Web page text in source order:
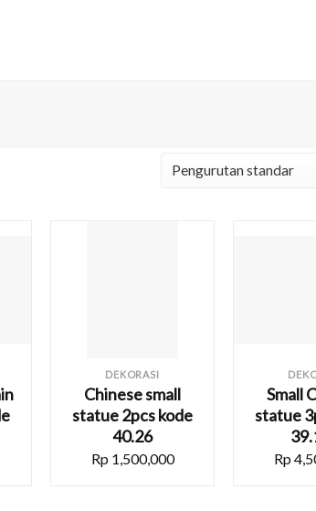
DEKORASI
Chinese small
statue 2pcs kode
40.26
Rp 1,500,000
Small
statue
Rp